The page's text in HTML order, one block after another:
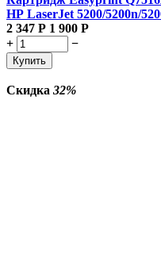
HP LaserJet 5200/5200n/
2 347 Р 1 900 Р
+
−
Купить
Скидка 32%